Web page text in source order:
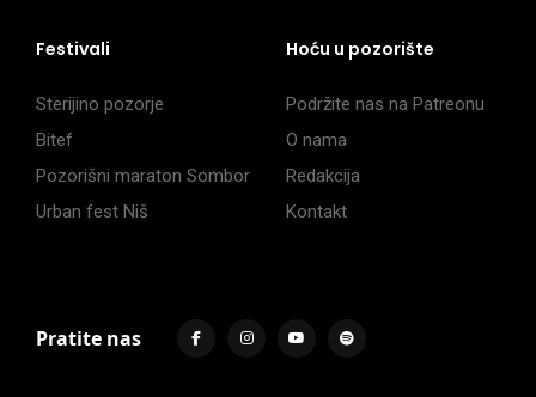
Festivali
Sterijino pozorje
Bitef
Pozorišni maraton Sombor
Urban fest Niš
Hoću u pozorište
Podržite nas na Patreonu
O nama
Redakcija
Kontakt
Pratite nas